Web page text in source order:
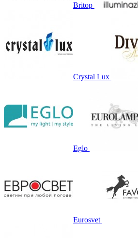
Britop
Crystal Lux
Eglo
Eurosvet